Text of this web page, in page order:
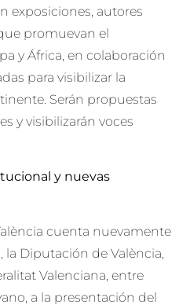
exposiciones, autores
promuevan el
y África, en colaboración
para visibilizar la
Serán propuestas
y visibilizarán voces
y nuevas
cuenta nuevamente
la Diputación de València,
Valenciana, entre
a la presentación del